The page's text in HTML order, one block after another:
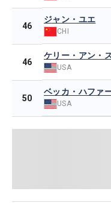
46
ジャン・ユエ
CHI
46
ケリー・アン・
USA
50
ベッカ・ハファ
USA